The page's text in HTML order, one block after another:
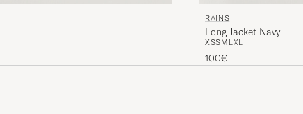
RAINS
Long Jacket Navy
XSSM LXL
100€